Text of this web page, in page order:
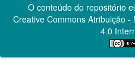
O conteúdo do repositório
Creative CommonsAtribuição -
4.0